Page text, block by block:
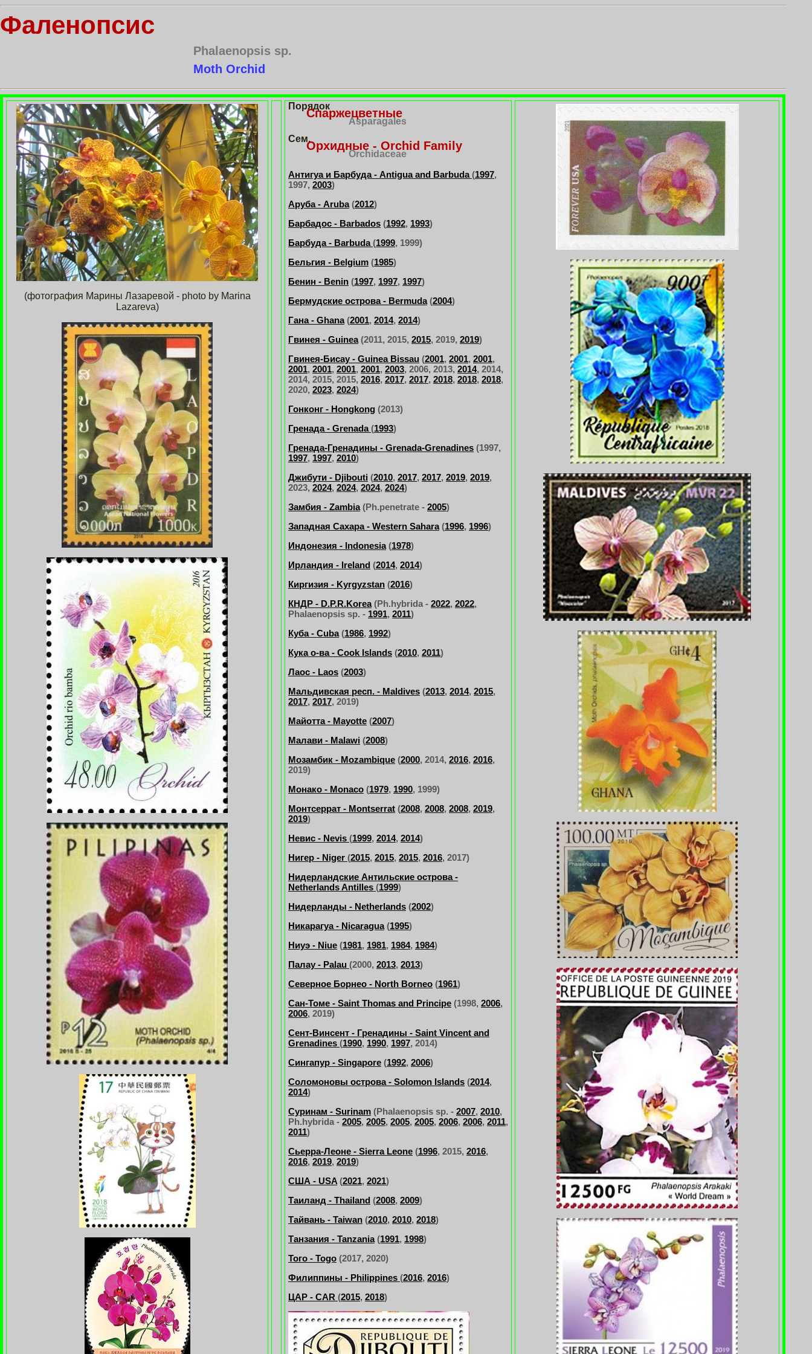
Фаленопсис
Phalaenopsis sp.
Moth Orchid
(фотография Марины Лазаревой - photo by Marina
Lazareva)
Порядок
Спаржецветные
Asparagales
Сем.
Орхидные - Orchid Family
Orchidaceae
Антигуа и Барбуда - Antigua and Barbuda(1997,
1997, 2003)
Аруба - Aruba(2012)
Барбадос - Barbados (1992, 1993)
Барбуда - Barbuda(1999, 1999)
Бельгия - Belgium (1985)
Бенин - Benin (1997, 1997, 1997)
Бермудские острова - Bermuda(2004)
Гана - Ghana(2001, 2014, 2014)
Гвинея - Guinea(2011, 2015, 2015, 2019, 2019)
Гвинея-Бисау - Guinea Bissau (2001, 2001, 2001,
2001, 2001, 2001, 2001, 2003, 2006, 2013, 2014, 2014,
2014, 2015, 2015, 2016, 2017, 2017, 2018, 2018, 2018,
2020, 2023, 2024)
Гонконг - Hongkong (2013)
Гренада - Grenada(1993)
Гренада-Гренадины - Grenada-Grenadines (1997,
1997, 1997, 2010)
Джибути - Djibouti (2010, 2017, 2017, 2019, 2019,
2023, 2024, 2024, 2024, 2024)
Замбия - Zambia(Ph.penetrate - 2005)
Западная Сахара - Western Sahara(1996, 1996)
Индонезия - Indonesia(1978)
Ирландия - Ireland (2014, 2014)
Киргизия - Kyrgyzstan (2016)
КНДР - D.P.R.Korea(Ph.hybrida - 2022, 2022,
Phalaenopsis sp. - 1991, 2011)
Куба - Cuba(1986, 1992)
Кука о-ва - Cook Islands (2010, 2011)
Лаос - Laos (2003)
Мальдивская респ. - Maldives (2013, 2014, 2015,
2017, 2017, 2019)
Майотта - Mayotte (2007)
Малави - Malawi (2008)
Мозамбик - Mozambique (2000, 2014, 2016, 2016,
2019)
Монако - Monaco (1979, 1990, 1999)
Монтсеррат - Montserrat (2008, 2008, 2008, 2019,
2019)
Невис - Nevis (1999, 2014, 2014)
Нигер - Niger (2015, 2015, 2015, 2016, 2017)
Нидерландские Антильские острова -
Netherlands Antilles (1999)
Нидерланды - Netherlands (2002)
Никарагуа - Nicaragua(1995)
Ниуэ - Niue (1981, 1981, 1984, 1984)
Палау - Palau (2000, 2013, 2013)
Северное Борнео - North Borneo (1961)
Сан-Томе - Saint Thomas and Principe (1998, 2006,
2006, 2019)
Сент-Винсент - Гренадины - Saint Vincent and
Grenadines (1990, 1990, 1997, 2014)
Сингапур - Singapore (1992, 2006)
Соломоновы острова - Solomon Islands (2014,
2014)
Суринам - Surinam (Phalaenopsis sp. - 2007, 2010,
Ph.hybrida - 2005, 2005, 2005, 2005, 2006, 2006, 2011,
2011)
Сьерра-Леоне - Sierra Leone (1996, 2015, 2016,
2016, 2019, 2019)
США - USA (2021, 2021)
Таиланд - Thailand (2008, 2009)
Тайвань - Taiwan (2010, 2010, 2018)
Танзания - Tanzania(1991, 1998)
Того - Togo (2017, 2020)
Филиппины - Philippines (2016, 2016)
ЦАР - CAR (2015, 2018)